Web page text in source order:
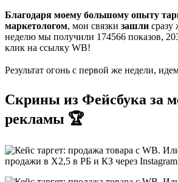
Благодаря моему большому опыту
маркетологом, мои связки зашли
неделю мы получили 174566 показов,
клик на ссылку WB!
Результат огонь с первой же недели,
Скрины из Фейсбука за
рекламы 🏆